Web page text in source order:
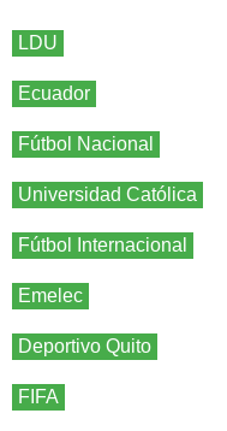
LDU
Ecuador
Fútbol Nacional
Universidad Católica
Fútbol Internacional
Emelec
Deportivo Quito
FIFA